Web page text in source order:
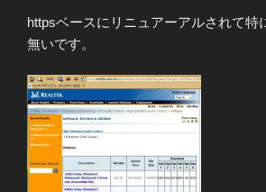
httpsベースにリニュアーアルされて特
無いです。